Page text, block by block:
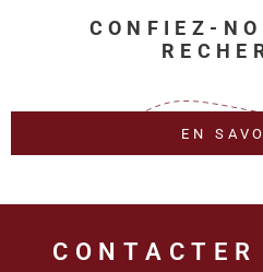
CONFIEZ-
EN
CONTACTER